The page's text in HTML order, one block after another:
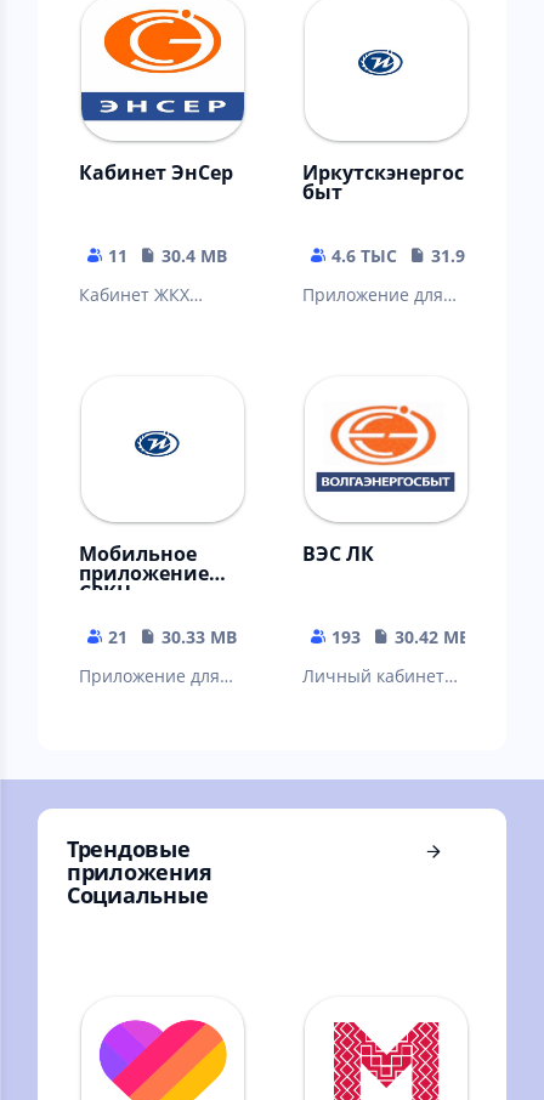
Кабинет ЭнСер
11
30.4 MB
Кабинет ЖКХ
Иркутскэнергос
быт
4.6 ТЫС
31.92 MB
Приложение для
Мобильное
приложение
СРКЦ
21
30.33 MB
Приложение для
ВЭС ЛК
193
30.42 MB
Личный кабинет
Трендовые
приложения
Социальные